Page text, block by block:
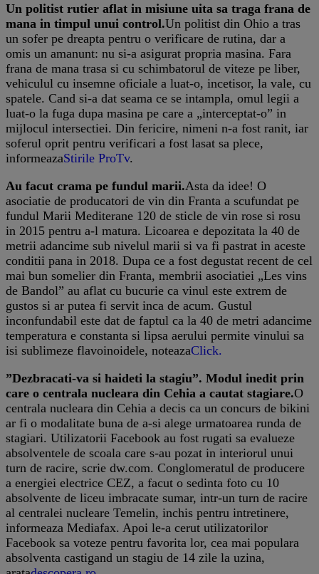
Un politist rutier aflat in misiune uita sa traga frana de
mana in timpul unui control.Un politist din Ohio a tras
un sofer pe dreapta pentru o verificare de rutina, dar a
omis un amanunt: nu si-a asigurat propria masina. Fara
frana de mana trasa si cu schimbatorul de viteze pe liber,
vehiculul cu insemne oficiale a luat-o, incetisor, la vale, cu
spatele. Cand si-a dat seama ce se intampla, omul legii a
luat-o la fuga dupa masina pe care a „interceptat-o” in
mijlocul intersectiei. Din fericire, nimeni n-a fost ranit, iar
soferul oprit pentru verificari a fost lasat sa plece,
informeazaStirile ProTv.
Au facut crama pe fundul marii.Asta da idee! O
asociatie de producatori de vin din Franta a scufundat pe
fundul Marii Mediterane 120 de sticle de vin rose si rosu
in 2015 pentru a-l matura. Licoarea e depozitata la 40 de
metrii adancime sub nivelul marii si va fi pastrat in aceste
conditii pana in 2018. Dupa ce a fost degustat recent de cel
mai bun somelier din Franta, membrii asociatiei „Les vins
de Bandol” au aflat cu bucurie ca vinul este extrem de
gustos si ar putea fi servit inca de acum. Gustul
inconfundabil este dat de faptul ca la 40 de metri adancime
temperatura e constanta si lipsa aerului permite vinului sa
isi sublimeze flavoinoidele, noteazaClick.
”Dezbracati-va si haideti la stagiu”. Modul inedit prin
care o centrala nucleara din Cehia a cautat stagiare.O
centrala nucleara din Cehia a decis ca un concurs de bikini
ar fi o modalitate buna de a-si alege urmatoarea runda de
stagiari. Utilizatorii Facebook au fost rugati sa evalueze
absolventele de scoala care s-au pozat in interiorul unui
turn de racire, scrie dw.com. Conglomeratul de producere
a energiei electrice CEZ, a facut o sedinta foto cu 10
absolvente de liceu imbracate sumar, intr-un turn de racire
al centralei nucleare Temelin, inchis pentru intretinere,
informeaza Mediafax. Apoi le-a cerut utilizatorilor
Facebook sa voteze pentru favorita lor, cea mai populara
absolventa castigand un stagiu de 14 zile la uzina,